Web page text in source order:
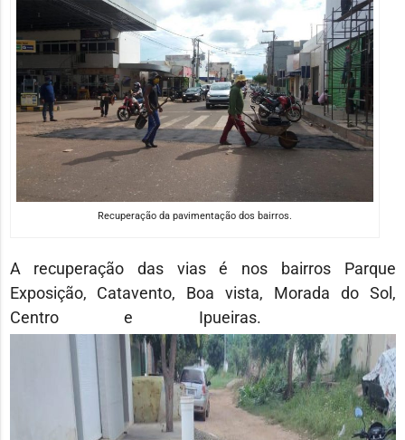
Recuperação da pavimentação dos bairros.
A recuperação das vias é nos bairros Parque
Exposição, Catavento, Boa vista, Morada do Sol,
Centro e Ipueiras.